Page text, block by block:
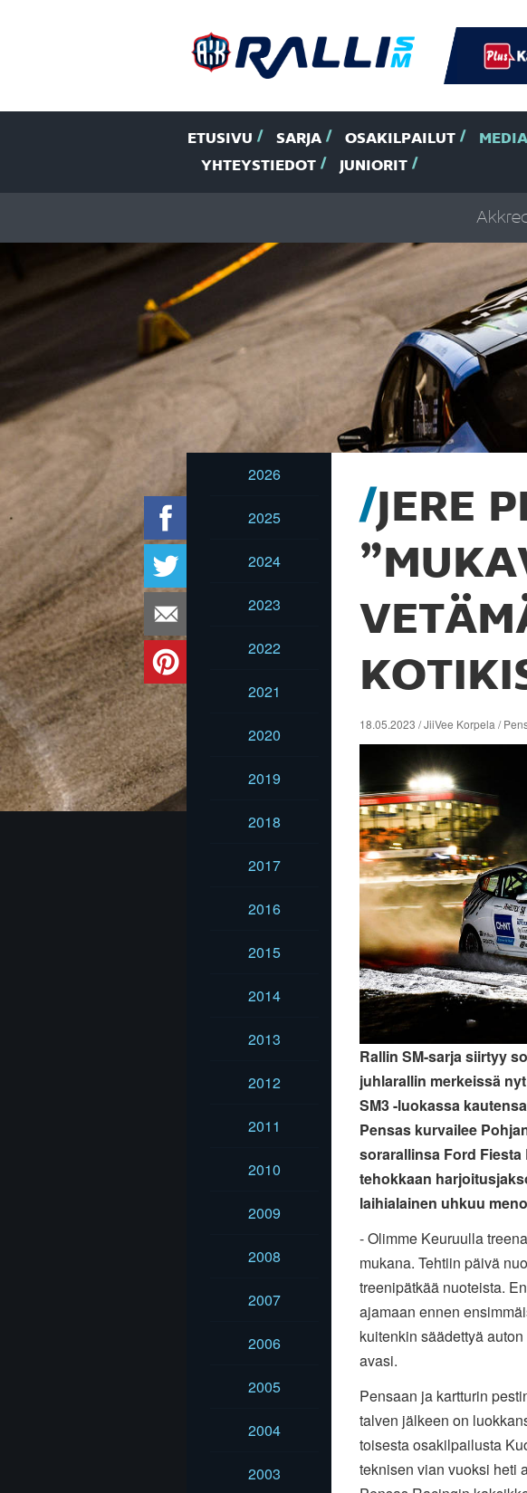
ETUSIVU SARJA OSAKILPAILUT MEDIA
YHTEYSTIEDOT
JUNIORIT
2026
2025
2024
2023
2022
2021
2020
2019
2018
2017
2016
2015
2014
2013
2012
2011
2010
2009
2008
2007
2006
2005
2004
2003
JERE
18.05.2023 / JiiVee Korpela /
Rallin SM-sarja siirtyy
juhlarallin merkeissä
SM3 -luokassa
Pensas kurvailee
sorarallinsa Ford
tehokkaan
laihialainen uhkuu
- Olimme Keuruulla
mukana. Tehtiin päivä
treenipätkää nuoteista.
ajamaan ennen
kuitenkin säädettyä
avasi.
Pensaan ja kartturin
talven jälkeen on
toisesta osakilpailusta
teknisen vian vuoksi heti